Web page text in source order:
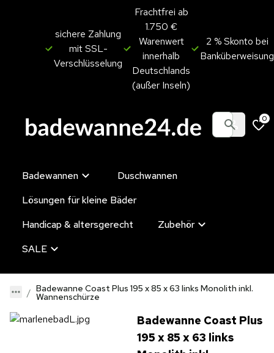
sichere Zahlung
mit SSL-
Verschlüsselung
Frachtfrei ab
1.750 €
Warenwert
innerhalb
Deutschlands
(außer Inseln)
2 % Skonto bei
Banküberweisung
0
Badewannen
Duschwannen
Lösungen für kleine Bäder
Handicap & altersgerecht
Zubehör
SALE
Badewanne Coast Plus 195 x 85 x 63 links Monolith inkl.
Wannenschürze
Badewanne Coast Plus
195 x 85 x 63 links